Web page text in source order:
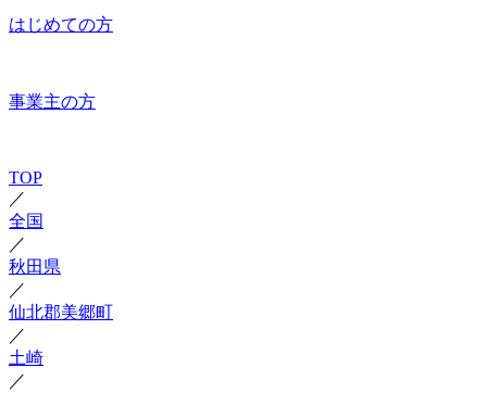
はじめての方
事業主の方
TOP
／
全国
／
秋田県
／
仙北郡美郷町
／
土崎
／